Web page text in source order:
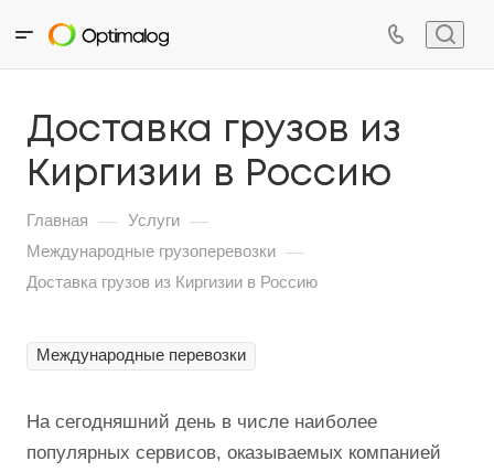
Доставка грузов из
Киргизии в Россию
Главная — Услуги —
Международные грузоперевозки —
Доставка грузов из Киргизии в Россию
Международные перевозки
На сегодняшний день в числе наиболее
популярных сервисов, оказываемых компанией